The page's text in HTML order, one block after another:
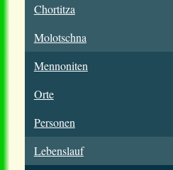
Chortitza
Molotschna
Mennoniten
Orte
Personen
Lebenslauf